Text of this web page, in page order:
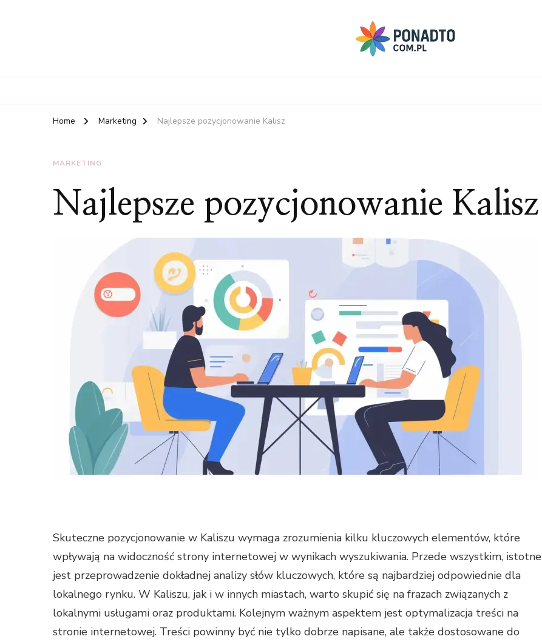
Home Marketing Najlepsze pozycjonowanie Kalisz
MARKETING
Najlepsze pozycjonowanie Kalisz
Skuteczne pozycjonowanie w Kaliszu wymaga zrozumienia kilku kluczowych elementów, które
wpływają na widoczność strony internetowej w wynikach wyszukiwania. Przede wszystkim, istotne
jest przeprowadzenie dokładnej analizy słów kluczowych, które są najbardziej odpowiednie dla
lokalnego rynku. W Kaliszu, jak i w innych miastach, warto skupić się na frazach związanych z
lokalnymi usługami oraz produktami. Kolejnym ważnym aspektem jest optymalizacja treści na
stronie internetowej. Treści powinny być nie tylko dobrze napisane, ale także dostosowane do